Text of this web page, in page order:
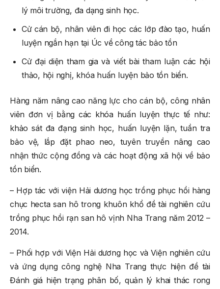
lý môi trường, đa dạng sinh học.
Cử cán bộ, nhân viên đi học các lớp đào tạo, huấn
luyện ngắn hạn tại Úc về công tác bảo tồn
Cử đại diện tham gia và viết bài tham luận các hội
thảo, hội nghị, khóa huấn luyện bảo tồn biển.
Hàng năm nâng cao năng lực cho cán bộ, công nhân
viên đơn vị bằng các khóa huấn luyện thực tế như:
khảo sát đa đạng sinh học, huấn luyện lặn, tuần tra
bảo vệ, lắp đặt phao neo, tuyên truyền nâng cao
nhận thức cộng đồng và các hoạt động xã hội về bảo
tồn biển.
– Hợp tác với viện Hải dương học trồng phục hồi hàng
chục hecta san hô trong khuôn khổ đề tài nghiên cứu
trồng phục hồi rạn san hô vịnh Nha Trang năm 2012 –
2014.
– Phối hợp với Viện Hải dương học và Viện nghiên cứu
và ứng dụng công nghệ Nha Trang thực hiện đề tài
Đánh giá hiện trạng phân bố, quản lý khai thác rong